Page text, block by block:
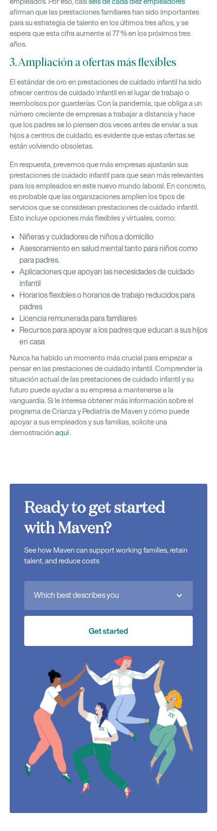
afirman que las prestaciones familiares han sido importantes
para su estrategia de talento en los últimos tres años, y se
espera que esta cifra aumente al 77 % en los próximos tres
años.
3. Ampliación a ofertas más flexibles
El estándar de oro en prestaciones de cuidado infantil ha sido
ofrecer centros de cuidado infantil en el lugar de trabajo o
reembolsos por guarderías. Con la pandemia, que obliga a un
número creciente de empresas a trabajar a distancia y hace
que los padres se lo piensen dos veces antes de enviar a sus
hijos a centros de cuidado, es evidente que estas ofertas se
están volviendo obsoletas.
En respuesta, prevemos que más empresas ajustarán sus
prestaciones de cuidado infantil para que sean más relevantes
para los empleados en este nuevo mundo laboral. En concreto,
es probable que las organizaciones amplíen los tipos de
servicios que se consideran prestaciones de cuidado infantil.
Esto incluye opciones más flexibles y virtuales, como:
Niñeras y cuidadores de niños a domicilio
Asesoramiento en salud mental tanto para niños como
para padres.
Aplicaciones que apoyan las necesidades de cuidado
infantil
Horarios flexibles o horarios de trabajo reducidos para
padres
Licencia remunerada para familiares
Recursos para apoyar a los padres que educan a sus hijos
en casa
Nunca ha habido un momento más crucial para empezar a
pensar en las prestaciones de cuidado infantil. Comprender la
situación actual de las prestaciones de cuidado infantil y su
futuro puede ayudar a su empresa a mantenerse a la
vanguardia. Si le interesa obtener más información sobre el
programa de Crianza y Pediatría de Maven y cómo puede
apoyar a sus empleados y sus familias, solicite una
demostraciónaquí.
Ready to get started
with Maven?
See how Maven can support working families, retain
talent, and reduce costs
Which best describes you
Get started